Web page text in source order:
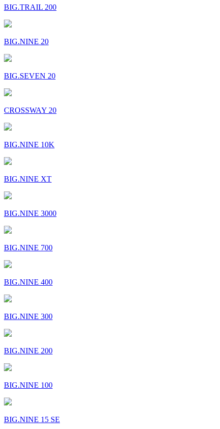
BIG.TRAIL 200
BIG.NINE 20
BIG.SEVEN 20
CROSSWAY 20
BIG.NINE 10K
BIG.NINE XT
BIG.NINE 3000
BIG.NINE 700
BIG.NINE 400
BIG.NINE 300
BIG.NINE 200
BIG.NINE 100
BIG.NINE 15 SE